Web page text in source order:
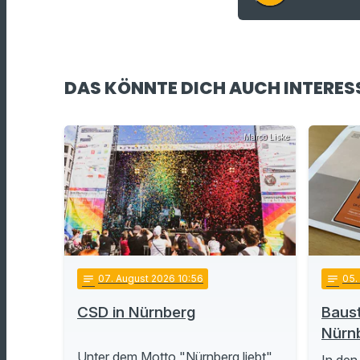
DAS KÖNNTE DICH AUCH
Marco Liske
notes 07. August 2026 10:56
CSD in Nürnberg
Unter dem Motto "Nürnberg liebt"
notes 05